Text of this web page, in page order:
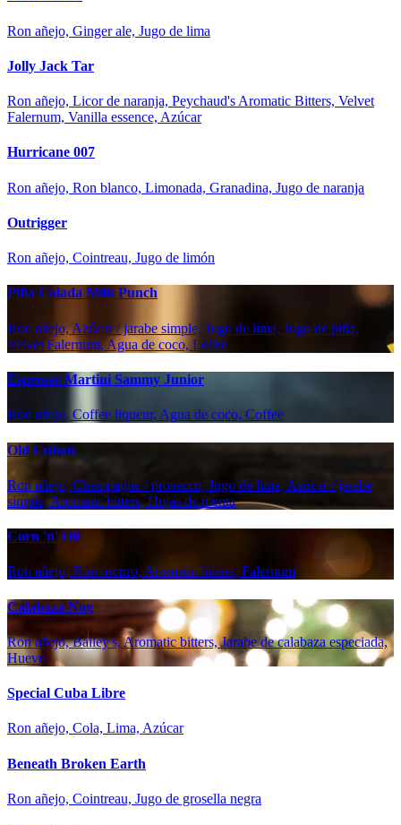
Ron añejo, Ginger ale, Jugo de lima
Jolly Jack Tar
Ron añejo, Licor de naranja, Peychaud's Aromatic Bitters, Velvet
Falernum, Vanilla essence, Azúcar
Hurricane 007
Ron añejo, Ron blanco, Limonada, Granadina, Jugo de naranja
Outrigger
Ron añejo, Cointreau, Jugo de limón
Piña Colada Milk Punch
Ron añejo, Azúcar / jarabe simple, Jugo de lima, Jugo de piña,
Velvet Falernum, Agua de coco, Leche
Espresso Martini Sammy Junior
Ron añejo, Coffee liqueur, Agua de coco, Coffee
Old Cuban
Ron añejo, Champagne / prosecco, Jugo de lima, Azúcar / jarabe
simple, Aromatic bitters, Hojas de menta
Corn 'n' Oil
Ron añejo, Ron oscuro, Aromatic bitters, Falernum
Calabaza Nog
Ron añejo, Bailey's, Aromatic bitters, Jarabe de calabaza especiada,
Huevo
Special Cuba Libre
Ron añejo, Cola, Lima, Azúcar
Beneath Broken Earth
Ron añejo, Cointreau, Jugo de grosella negra